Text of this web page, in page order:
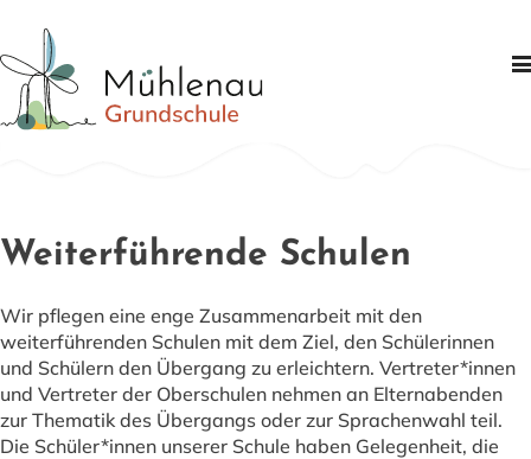
Schwerpunkte
Partner
Kontakt
Weiterführende Schulen
Wir pflegen eine enge Zusammenarbeit mit den
weiterführenden Schulen mit dem Ziel, den Schülerinnen
und Schülern den Übergang zu erleichtern. Vertreter*innen
und Vertreter der Oberschulen nehmen an Elternabenden
zur Thematik des Übergangs oder zur Sprachenwahl teil.
Die Schüler*innen unserer Schule haben Gelegenheit, die